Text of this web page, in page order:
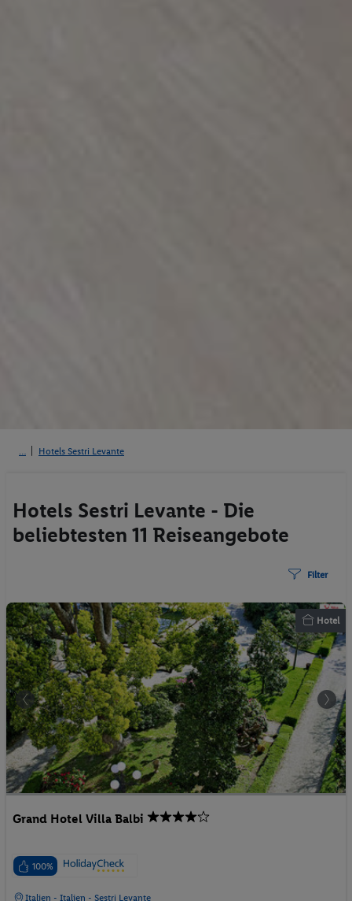
Hotels Sestri Levante
Hotels Sestri Levante - Die
beliebtesten 11 Reiseangebote
Filter
Hotel
Grand Hotel Villa Balbi
100%
Italien - Italien - Sestri Levante